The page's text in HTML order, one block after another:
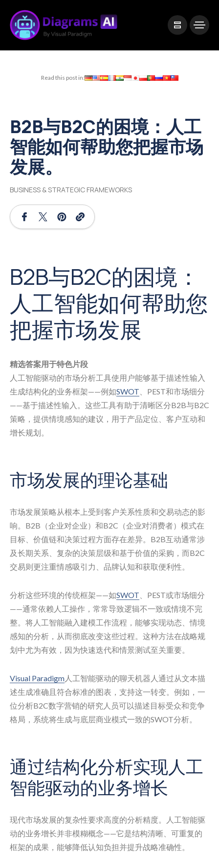
Read this post in:
B2B与B2C的困境：人工
智能如何帮助您把握市场
发展。
BUSINESS & STRATEGIC FRAMEWORKS
B2B与B2C的困境：
人工智能如何帮助您
把握市场发展
精选答案用于特色片段
人工智能驱动的市场分析工具使用户能够基于描述性输入
生成结构化的业务框架——例如SWOT 、PEST和市场细分
——基于描述性输入。这些工具有助于清晰区分B2B与B2C
策略，提供情境感知的建议，用于产品定位、客户互动和
增长规划。
市场发展的理论基础
市场发展策略从根本上受到客户关系性质和交易动态的影
响。B2B（企业对企业）和B2C（企业对消费者）模式在
目标、价值链和决策过程方面存在差异。B2B互动通常涉
及长期关系、复杂的决策层级和基于价值的采购，而B2C
交易则更注重情感吸引力、品牌认知和获取便利性。
分析这些环境的传统框架——如SWOT 、PEST或市场细分
——通常依赖人工操作，常常导致逻辑不一致或情境不完
整。将人工智能融入建模工作流程，能够实现动态、情境
感知的分析，从而彻底改变这些过程。这种方法在战略规
划中尤为有效，因为快速迭代和情景测试至关重要。
Visual Paradigm 人工智能驱动的聊天机器人通过从文本描
述生成准确且符合标准的图表，支持这一转变。例如，一
位分析B2C数字营销的研究人员可以描述目标受众和竞争
格局，系统将生成与底层商业模式一致的SWOT分析。
通过结构化分析实现人工
智能驱动的业务增长
现代市场发展的复杂性要求高度的分析精度。人工智能驱
动的业务增长并非模糊概念——它是结构清晰、可重复的
框架的成果，能够降低认知负担并提升战略准确性。